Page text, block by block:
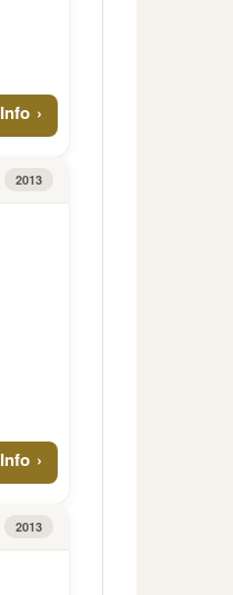
Info
2013
Info
2013